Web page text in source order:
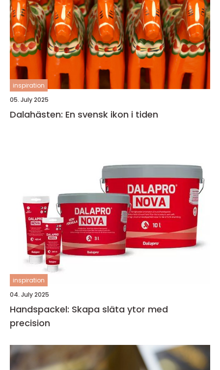
inspiration
05. July 2025
Dalahästen: En svensk ikon i tiden
inspiration
04. July 2025
Handspackel: Skapa släta ytor med
precision